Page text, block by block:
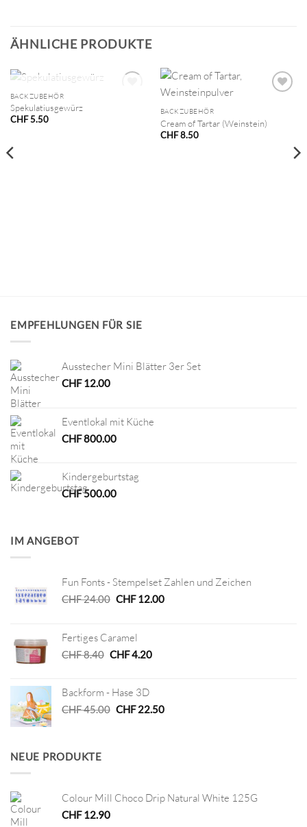
ÄHNLICHE PRODUKTE
NICHT VORRÄTIG
BACKZUBEHÖR
Spekulatiusgewürz
CHF5.50
BACKZUBEHÖR
Cream of Tartar (Weinstein)
CHF8.50
EMPFEHLUNGEN FÜR SIE
Ausstecher Mini Blätter 3er Set
CHF12.00
Eventlokal mit Küche
CHF800.00
Kindergeburtstag
CHF500.00
IM ANGEBOT
Fun Fonts - Stempelset Zahlen und Zeichen
CHF24.00 Ursprünglicher
CHF 24.00
CHF12.00Aktueller
Fertiges Caramel
CHF8.40 Ursprünglicher
CHF 8.40
CHF4.20Aktueller
Backform - Hase 3D
CHF45.00 Ursprünglicher
CHF22.50Aktueller
NEUE PRODUKTE
Colour Mill Choco Drip Natural White 125G
CHF12.90